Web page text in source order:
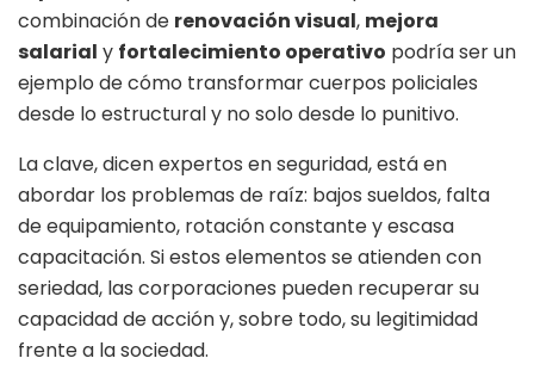
combinación de renovación visual, mejora
salarial y fortalecimiento operativo podría ser un
ejemplo de cómo transformar cuerpos policiales
desde lo estructural y no solo desde lo punitivo.
La clave, dicen expertos en seguridad, está en
abordar los problemas de raíz: bajos sueldos, falta
de equipamiento, rotación constante y escasa
capacitación. Si estos elementos se atienden con
seriedad, las corporaciones pueden recuperar su
capacidad de acción y, sobre todo, su legitimidad
frente a la sociedad.